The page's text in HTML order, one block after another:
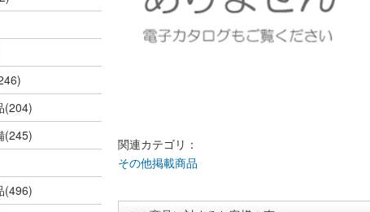
(204)
(245)
(496)
関連カテゴリ：
その他掲載商品